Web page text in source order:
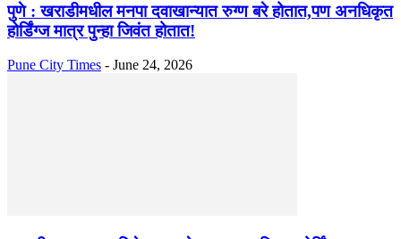
पुणे : खराडीमधील मनपा दवाखान्यात रुग्ण बरे होतात,पण अनधिकृत
होर्डिंग्ज मात्र पुन्हा जिवंत होतात!
Pune City Times - June 24, 2026